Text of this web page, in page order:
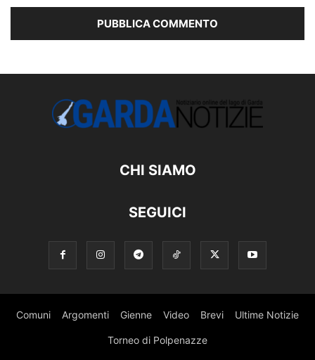
CHI SIAMO
SEGUICI
Comuni Argomenti Gienne Video Brevi Ultime Notizie
Torneo di Polpenazze